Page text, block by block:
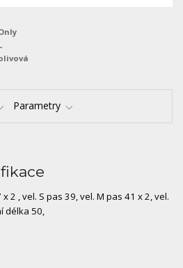
Parametry
2 , vel. S pas 39, vel. M pas 41 x 2, vel.
délka 50,